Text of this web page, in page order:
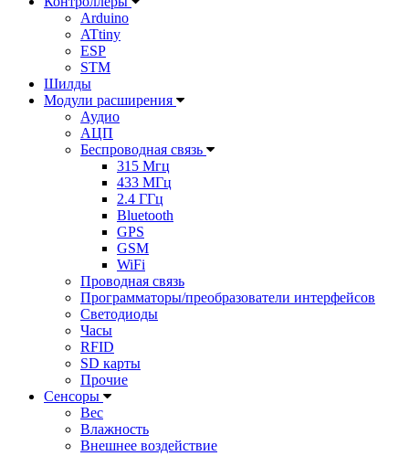
Arduino
ATtiny
ESP
STM
Шилды
Модули расширения
Аудио
АЦП
Беспроводная связь
315 Мгц
433 МГц
2.4 ГГц
Bluetooth
GPS
GSM
WiFi
Проводная связь
Программаторы/преобразователи интерфейсов
Светодиоды
Часы
RFID
SD карты
Прочие
Сенсоры
Вес
Влажность
Внешнее воздействие